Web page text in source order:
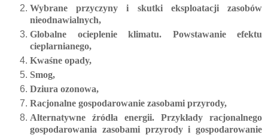
Wybrane przyczyny i skutki eksploatacji zasobów
nieodnawialnych,
Globalne ocieplenie klimatu. Powstawanie efektu
cieplarnianego,
Kwaśne opady,
Smog,
Dziura ozonowa,
Racjonalne gospodarowanie zasobami przyrody,
Alternatywne źródła energii. Przykłady racjonalnego
gospodarowania zasobami przyrody i gospodarowanie